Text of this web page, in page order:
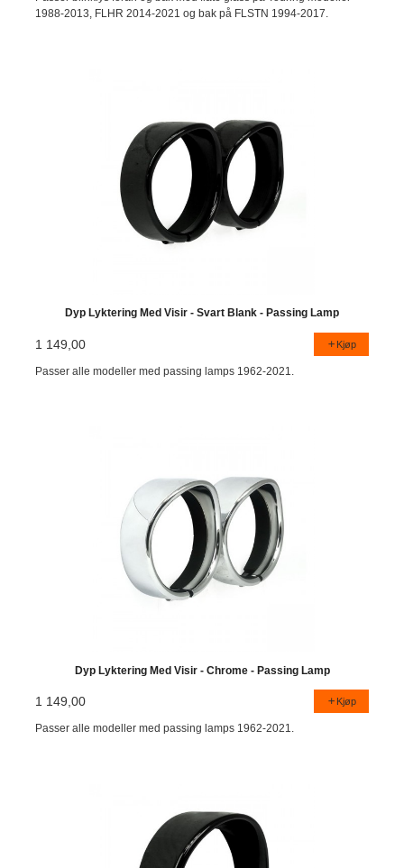
1988-2013, FLHR 2014-2021 og bak på FLSTN 1994-2017.
Dyp Lyktering Med Visir - Svart Blank - Passing Lamp
1 149,00 Kjøp
Passer alle modeller med passing lamps 1962-2021.
Dyp Lyktering Med Visir - Chrome - Passing Lamp
1 149,00 Kjøp
Passer alle modeller med passing lamps 1962-2021.